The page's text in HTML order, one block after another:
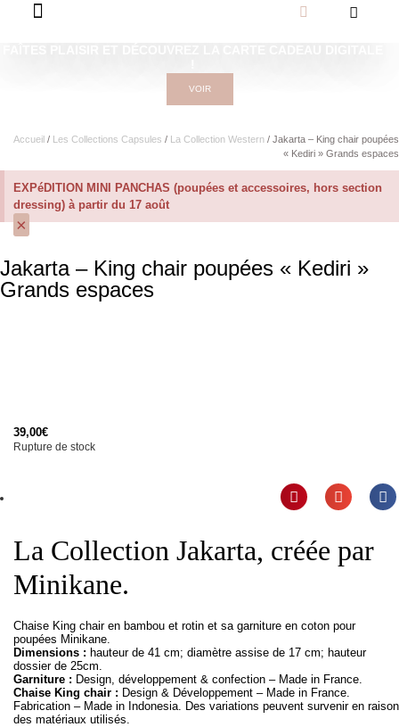
VOIR
Accueil / Les Collections Capsules / La Collection Western / Jakarta – King chair poupées
« Kediri » Grands espaces
EXPéDITION MINI PANCHAS (poupées et accessoires, hors section
dressing) à partir du 17 août
×
Jakarta – King chair poupées « Kediri »
Grands espaces
39,00€
Rupture de stock
La Collection Jakarta, créée par
Minikane.
Chaise King chair en bambou et rotin et sa garniture en coton pour
poupées Minikane.
Dimensions : hauteur de 41 cm; diamètre assise de 17 cm; hauteur
dossier de 25cm.
Garniture : Design, développement & confection – Made in France.
Chaise King chair : Design & Développement – Made in France.
Fabrication – Made in Indonesia. Des variations peuvent survenir en raison
des matériaux utilisés.